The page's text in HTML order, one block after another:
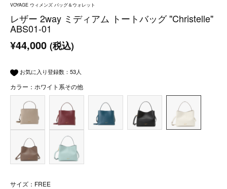
VOYAGE ウィメンズ バッグ＆ウォレット
レザー 2way ミディアム トートバッグ "Christelle"
ABS01-01
¥44,000 (税込)
お気に入り登録数： 53人
カラー：ホワイト系その他
サイズ：FREE